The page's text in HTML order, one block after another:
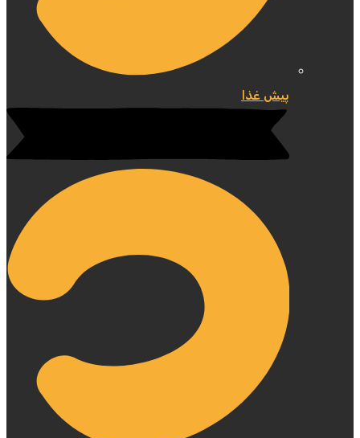
پیش غذا